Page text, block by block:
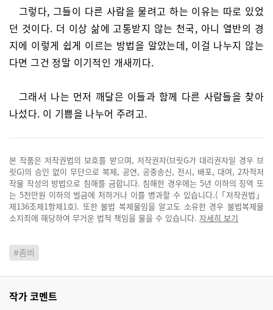
그렇다, 그들이 다른 사람을 물려고 하는 이유는 따로 있었
던 것이다. 더 이상 삶에 고통받지 않는 천국, 아니 열반의 경
지에 이렇게 쉽게 이르는 방법을 알았는데, 이걸 나누지 않는
다면 그건 정말 이기적인 개새끼다.
그래서 나는 먼저 깨달은 이들과 함께 다른 사람들을 찾아
나섰다. 이 기쁨을 나누어 주려고.
본 작품은 저작권법의 보호를 받으며, 저작권자(브릿G가 대리권자일 경우 브
릿G)의 승인 없이 무단으로 복제, 공연, 공중송신, 전시, 배포, 대여, 2차적저
작물 작성의 방법으로 침해를 금합니다. 침해한 경우에는 5년 이하의 징역 또
는 5천만원 이하의 벌금에 처하거나 이를 병과할 수 있습니다.(「저작권법」
제136조제1항제1호). 또한 불법 복제물임을 알고도 소유한 경우 불법복제물
소지죄에 해당하여 무거운 법적 책임을 물을 수 있습니다. 자세히 보기
#좀비
작가 코멘트